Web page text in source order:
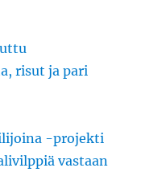
risut ja pari
-projekti
vastaan